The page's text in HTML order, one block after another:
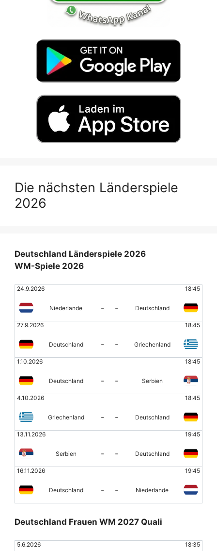
Die nächsten Länderspiele
2026
Deutschland Länderspiele 2026
WM-Spiele 2026
24.9.2026 18:45
Niederlande - - Deutschland
27.9.2026 18:45
Deutschland - - Griechenland
1.10.2026 18:45
Deutschland - - Serbien
4.10.2026 18:45
Griechenland - - Deutschland
13.11.2026 19:45
Serbien - - Deutschland
16.11.2026 19:45
Deutschland - - Niederlande
Deutschland Frauen WM 2027 Quali
5.6.2026 18:35